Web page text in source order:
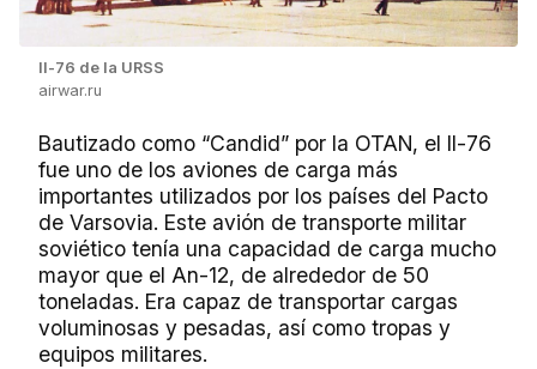
Il-76 de la URSS
airwar.ru
Bautizado como “Candid” por la OTAN, el Il-76
fue uno de los aviones de carga más
importantes utilizados por los países del Pacto
de Varsovia. Este avión de transporte militar
soviético tenía una capacidad de carga mucho
mayor que el An-12, de alrededor de 50
toneladas. Era capaz de transportar cargas
voluminosas y pesadas, así como tropas y
equipos militares.